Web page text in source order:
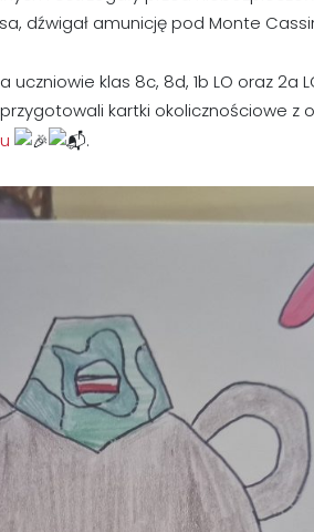
dźwigał amunicję pod Monte
klas 8c, 8d, 1b LO oraz 2a
przygotowali kartki okolicznościowe z
.